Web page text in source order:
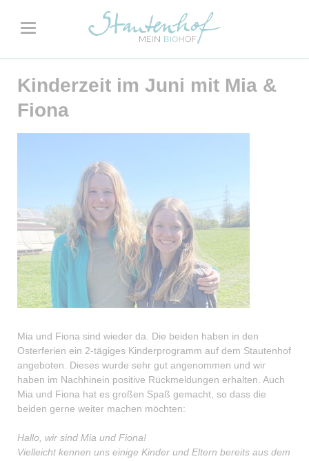
Kinderzeit im Juni mit Mia &
Fiona
Mia und Fiona sind wieder da. Die beiden haben in den
Osterferien ein 2-tägiges Kinderprogramm auf dem Stautenhof
angeboten. Dieses wurde sehr gut angenommen und wir
haben im Nachhinein positive Rückmeldungen erhalten. Auch
Mia und Fiona hat es großen Spaß gemacht, so dass die
beiden gerne weiter machen möchten:
Hallo, wir sind Mia und Fiona!
Vielleicht kennen uns einige Kinder und Eltern bereits aus dem